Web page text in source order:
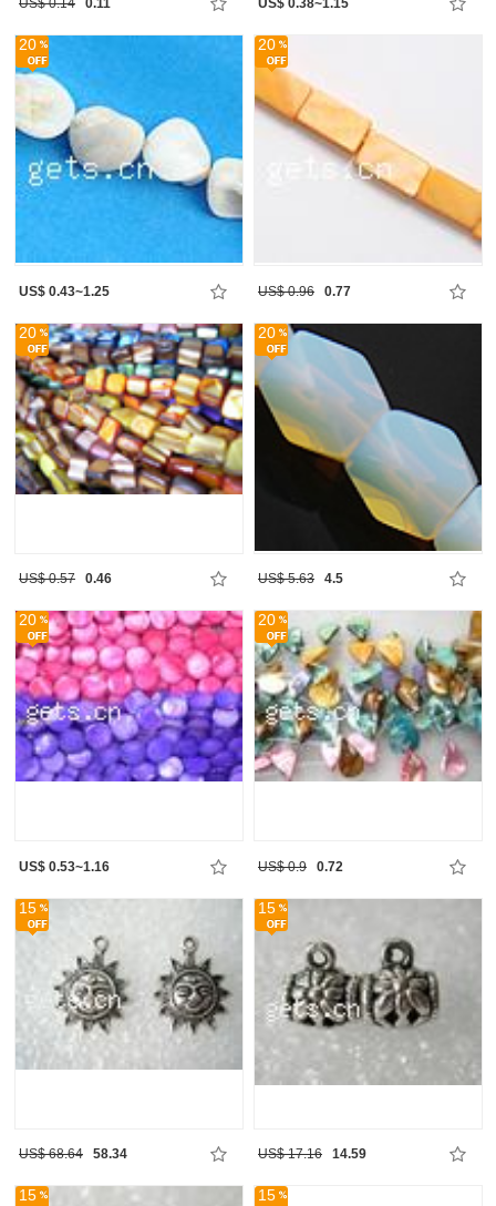
US$ 0.14 0.11 US$ 0.38~1.15
20
US$ 0.43~1.25
20
US$ 0.96 0.77
20
US$ 0.57 0.46
20
US$ 5.63 4.5
20
US$ 0.53~1.16
20
US$ 0.9 0.72
15
US$ 68.64 58.34
15
US$ 17.16 14.59
15 15